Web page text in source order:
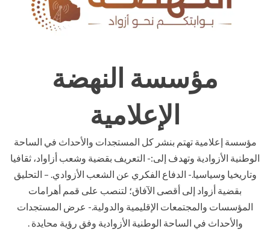
مؤسسة النهضة
الإعلامية
مؤسسة إعلامية تهتم بنشر كل المستجدات والأحداث في الساحة
الوطنية الأزوادية وتهدف إلى:- التعريف بقضية وشعب أزاواد، ثقافيا
وتاريخيا وسياسيا.- الدفاع الفكري عن الشعب الأزوادي. – التحليق
بقضية أزواد إلى أقصى الآفاق؛ لتنصب على قمم أهرامات
المؤسسات والمجتمعات الإقليمية والدولية.- عرض المستجدات
والأحداث في الساحة الوطنية الأزوادية وفق رؤية محايدة .